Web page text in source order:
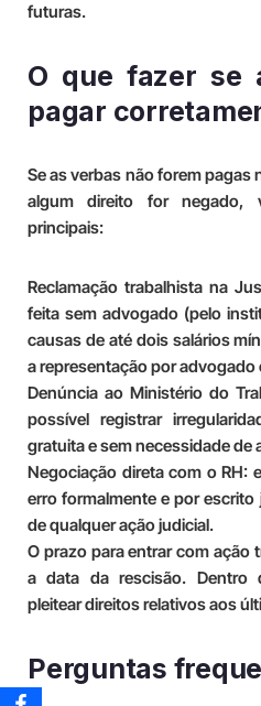
futuras.
O que fazer se
pagar
Se as verbas não forem pagas
algum direito for negado,
principais:
Reclamação trabalhista na
feita sem advogado (pelo
causas de até dois salários
a representação por
Denúncia ao Ministério do
possível registrar
gratuita e sem necessidade de
Negociação direta com o RH:
erro formalmente e por
de qualquer ação judicial.
O prazo para entrar com ação
a data da rescisão. Dentro
pleitear direitos relativos aos
Perguntas